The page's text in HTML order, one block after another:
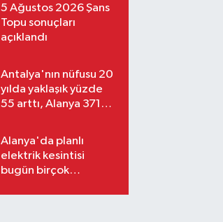
5 Ağustos 2026 Şans
Topu sonuçları
açıklandı
Antalya'nın nüfusu 20
yılda yaklaşık yüzde
55 arttı, Alanya 371
Alanya'da planlı
elektrik kesintisi
bugün birçok